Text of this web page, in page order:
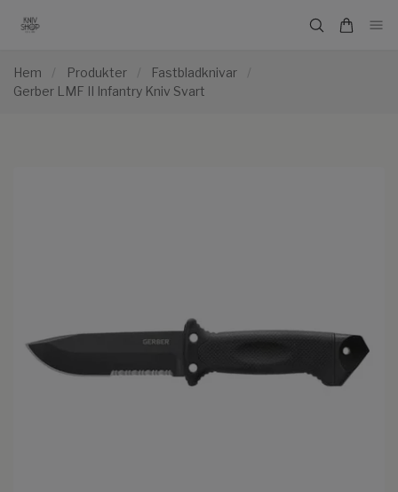
Hem / Produkter / Fastbladknivar
/
Gerber LMF II Infantry Kniv Svart